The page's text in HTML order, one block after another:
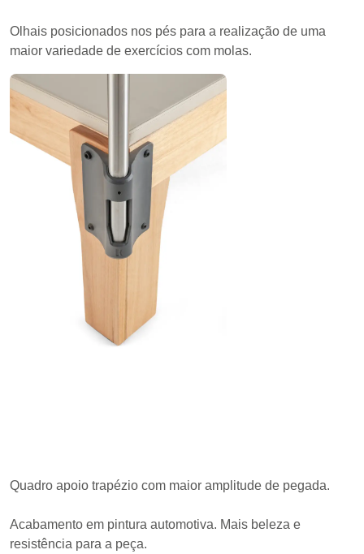
Olhais posicionados nos pés para a realização de uma
maior variedade de exercícios com molas.
Quadro apoio trapézio com maior amplitude de pegada.
Acabamento em pintura automotiva. Mais beleza e
resistência para a peça.